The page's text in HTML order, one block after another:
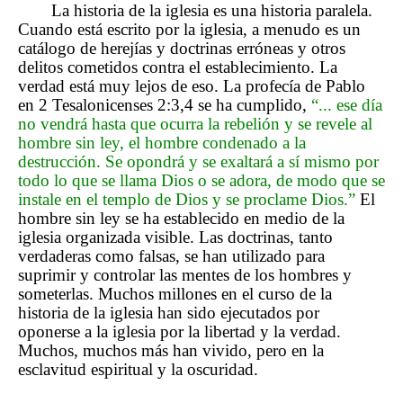
La historia de la iglesia es una historia paralela.
Cuando está escrito por la iglesia, a menudo es un
catálogo de herejías y doctrinas erróneas y otros
delitos cometidos contra el establecimiento. La
verdad está muy lejos de eso. La profecía de Pablo
en 2 Tesalonicenses 2:3,4 se ha cumplido, “... ese día
no vendrá hasta que ocurra la rebelión y se revele al
hombre sin ley, el hombre condenado a la
destrucción. Se opondrá y se exaltará a sí mismo por
todo lo que se llama Dios o se adora, de modo que se
instale en el templo de Dios y se proclame Dios.” El
hombre sin ley se ha establecido en medio de la
iglesia organizada visible. Las doctrinas, tanto
verdaderas como falsas, se han utilizado para
suprimir y controlar las mentes de los hombres y
someterlas. Muchos millones en el curso de la
historia de la iglesia han sido ejecutados por
oponerse a la iglesia por la libertad y la verdad.
Muchos, muchos más han vivido, pero en la
esclavitud espiritual y la oscuridad.